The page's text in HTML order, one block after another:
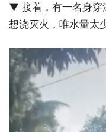
▼ 接着，有一名身穿
想浇灭火，唯水量太